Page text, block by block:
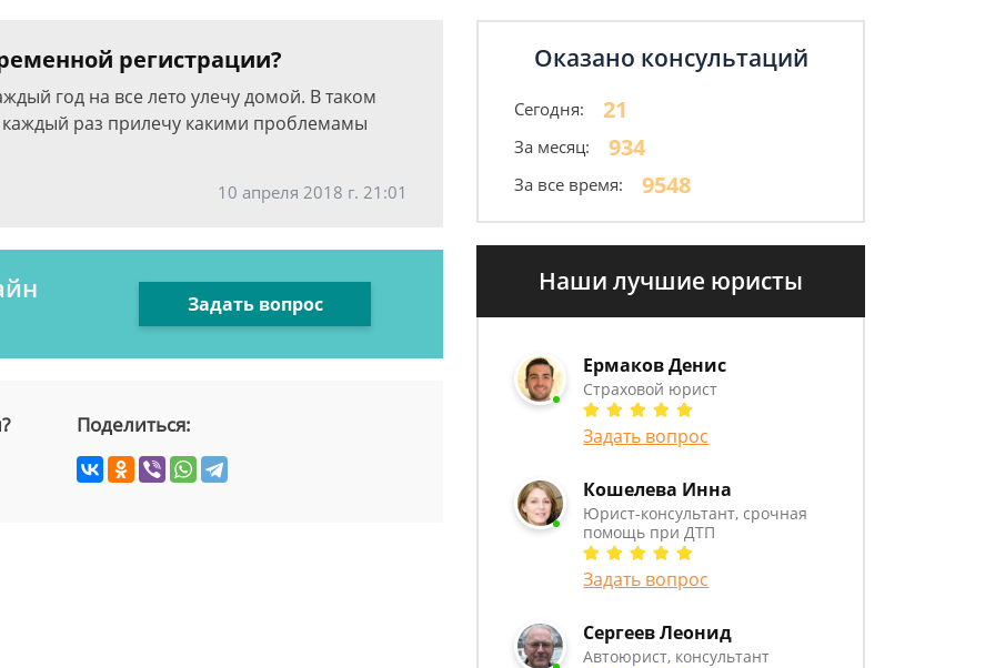
регистрации?
год на все лето улечу домой. В таком
раз прилечу какими проблемамы
10 апреля 2018 г. 21:01
Задать вопрос
Поделиться:
Оказано консультаций
Сегодня: 21
За месяц: 934
За все время: 9548
Наши лучшие юристы
Ермаков Денис
Страховой юрист
Задать вопрос
Кошелева Инна
Юрист-консультант, срочная
помощь при ДТП
Задать вопрос
Сергеев Леонид
Автоюрист, консультант